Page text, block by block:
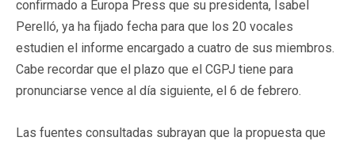
confirmado a Europa Press que su presidenta, Isabel
Perelló, ya ha fijado fecha para que los 20 vocales
estudien el informe encargado a cuatro de sus miembros.
Cabe recordar que el plazo que el CGPJ tiene para
pronunciarse vence al día siguiente, el 6 de febrero.
Las fuentes consultadas subrayan que la propuesta que